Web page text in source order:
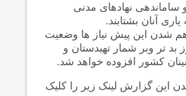
ساماندهی نهادهای مدنی
آنان بشتابند.
شدن این پیش نیاز ها وضعیت
بد تر وبر شمار تهیدستان و
کشور افزوده خواهد شد.
این گزارش لینک زیر را کلیک